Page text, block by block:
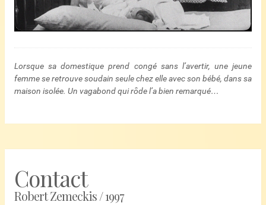
Lorsque sa domestique prend congé sans l’avertir, une jeune
femme se retrouve soudain seule chez elle avec son bébé, dans sa
maison isolée. Un vagabond qui rôde l’a bien remarqué…
Contact
Robert Zemeckis / 1997